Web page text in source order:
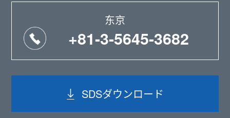
东京
+81-3-5645-3682
SDSダウンロード